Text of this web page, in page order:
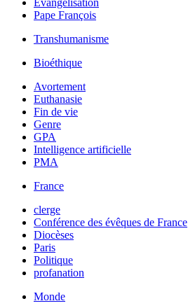
Évangélisation
Pape François
Transhumanisme
Bioéthique
Avortement
Euthanasie
Fin de vie
Genre
GPA
Intelligence artificielle
PMA
France
clerge
Conférence des évêques de France
Diocèses
Paris
Politique
profanation
Monde